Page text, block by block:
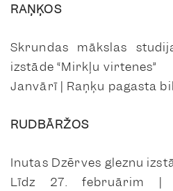
RAŅĶOS
Skrundas mākslas
izstāde “Mirkļu virtenes”
Janvārī | Raņķu pagasta
RUDBĀRŽOS
Inutas Dzērves gleznu
Līdz 27. februārim |